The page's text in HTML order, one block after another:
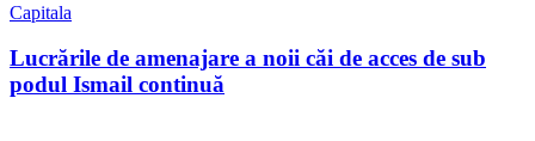
Capitala
Lucrările de amenajare a noii căi de acces de sub
podul Ismail continuă